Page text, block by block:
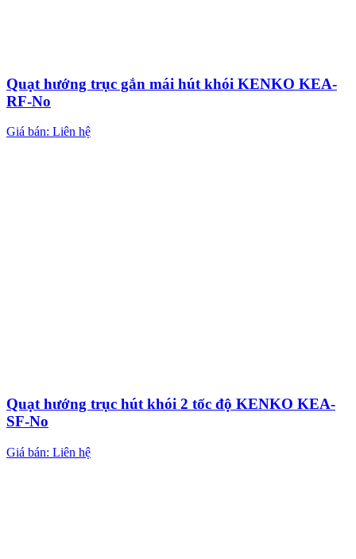
Quạt hướng trục gắn mái hút khói KENKO KEA-
RF-No
Giá bán: Liên hệ
Quạt hướng trục hút khói 2 tốc độ KENKO KEA-
SF-No
Giá bán: Liên hệ